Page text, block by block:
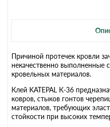
Причиной протечек кровли
некачественно
кровельных материалов.
Клей KATEPAL К-36
ковров, стыков гонтов
материалов, требующих
стойкости при высоких